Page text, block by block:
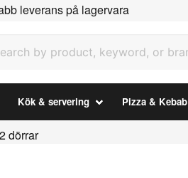
leverans på lagervara
Kök & servering Pizza & Kebab
dörrar